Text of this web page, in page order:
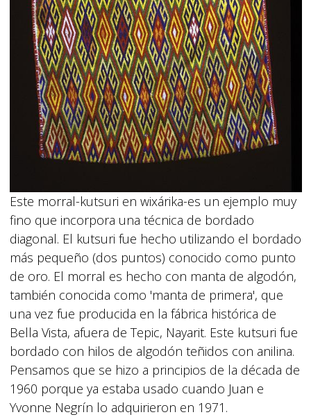
Este morral-kutsuri en wixárika-es un ejemplo muy
fino que incorpora una técnica de bordado
diagonal. El kutsuri fue hecho utilizando el bordado
más pequeño (dos puntos) conocido como punto
de oro. El morral es hecho con manta de algodón,
también conocida como 'manta de primera', que
una vez fue producida en la fábrica histórica de
Bella Vista, afuera de Tepic, Nayarit. Este kutsuri fue
bordado con hilos de algodón teñidos con anilina.
Pensamos que se hizo a principios de la década de
1960 porque ya estaba usado cuando Juan e
Yvonne Negrín lo adquirieron en 1971.